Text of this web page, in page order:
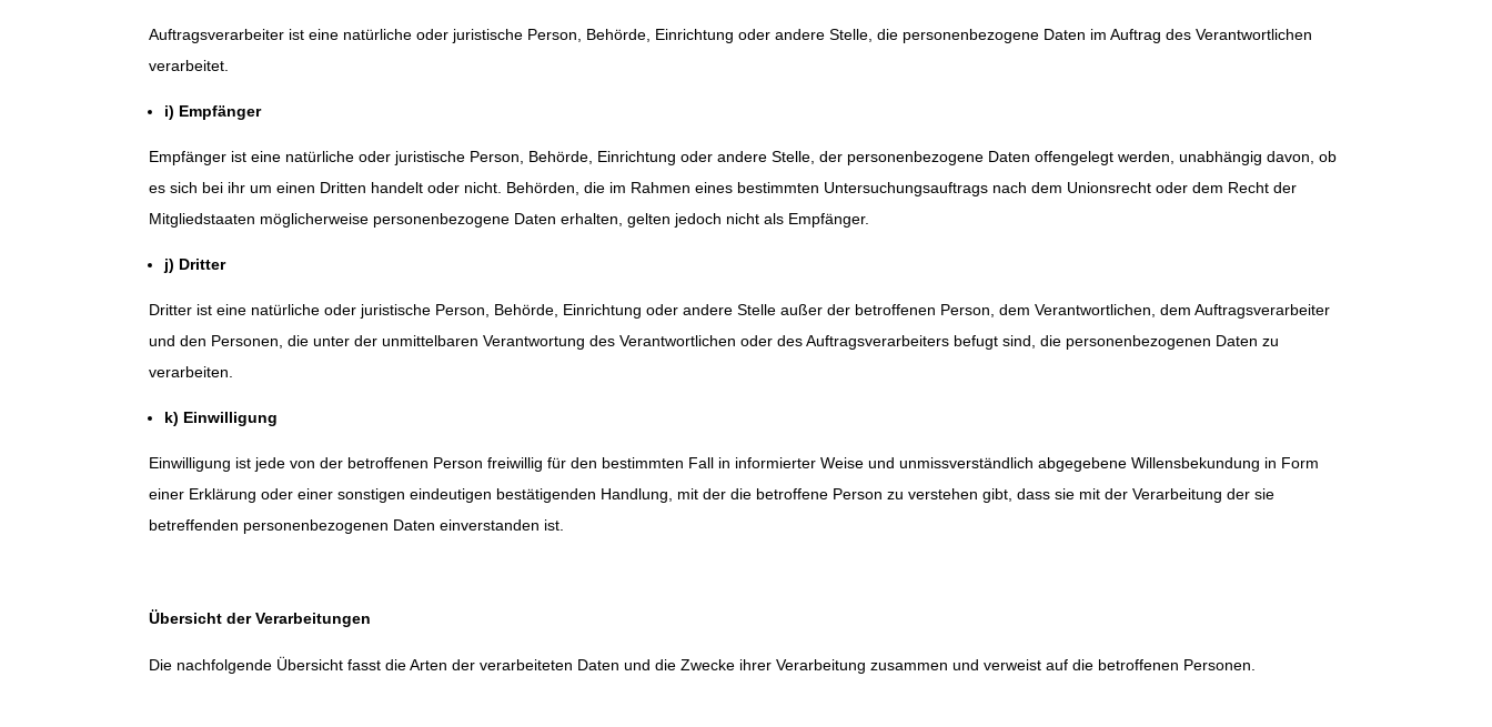
Auftragsverarbeiter ist eine natürliche oder juristische Person, Behörde, Einrichtung oder andere Stelle, die personenbezogene Daten im Auftrag des Verantwortlichen
verarbeitet.
i) Empfänger
Empfänger ist eine natürliche oder juristische Person, Behörde, Einrichtung oder andere Stelle, der personenbezogene Daten offengelegt werden, unabhängig davon, ob
es sich bei ihr um einen Dritten handelt oder nicht. Behörden, die im Rahmen eines bestimmten Untersuchungsauftrags nach dem Unionsrecht oder dem Recht der
Mitgliedstaaten möglicherweise personenbezogene Daten erhalten, gelten jedoch nicht als Empfänger.
j) Dritter
Dritter ist eine natürliche oder juristische Person, Behörde, Einrichtung oder andere Stelle außer der betroffenen Person, dem Verantwortlichen, dem Auftragsverarbeiter
und den Personen, die unter der unmittelbaren Verantwortung des Verantwortlichen oder des Auftragsverarbeiters befugt sind, die personenbezogenen Daten zu
verarbeiten.
k) Einwilligung
Einwilligung ist jede von der betroffenen Person freiwillig für den bestimmten Fall in informierter Weise und unmissverständlich abgegebene Willensbekundung in Form
einer Erklärung oder einer sonstigen eindeutigen bestätigenden Handlung, mit der die betroffene Person zu verstehen gibt, dass sie mit der Verarbeitung der sie
betreffenden personenbezogenen Daten einverstanden ist.
Übersicht der Verarbeitungen
Die nachfolgende Übersicht fasst die Arten der verarbeiteten Daten und die Zwecke ihrer Verarbeitung zusammen und verweist auf die betroffenen Personen.